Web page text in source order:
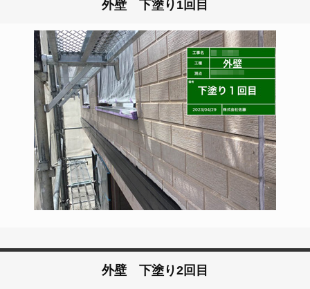
外壁 下塗り1回目
外壁 下塗り2回目